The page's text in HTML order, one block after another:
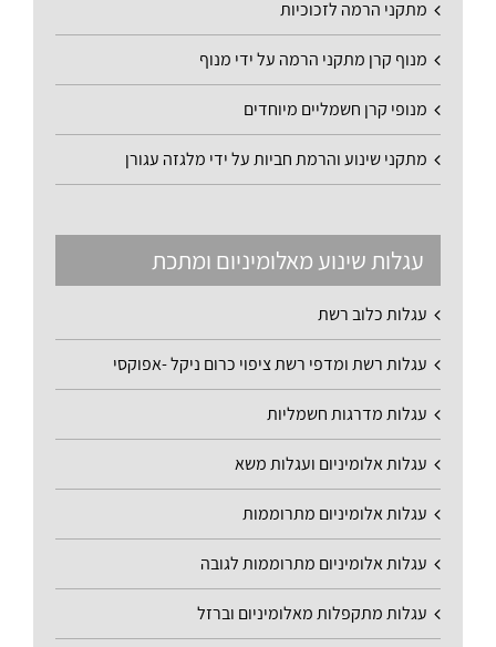
מתקני הרמה לזכוכיות
מנוף קרן מתקני הרמה על ידי מנוף
מנופי קרן חשמליים מיוחדים
מתקני שינוע והרמת חביות על ידי מלגזה עגורן
עגלות שינוע מאלומיניום ומתכת
עגלות כלוב רשת
עגלות רשת ומדפי רשת ציפוי כרום ניקל -אפוקסי
עגלות מדרגות חשמליות
עגלות אלומיניום ועגלות משא
עגלות אלומיניום מתרוממות
עגלות אלומיניום מתרוממות לגובה
עגלות מתקפלות מאלומיניום וברזל